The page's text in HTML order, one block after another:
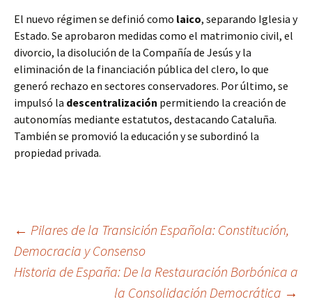
El nuevo régimen se definió como laico, separando Iglesia y
Estado. Se aprobaron medidas como el matrimonio civil, el
divorcio, la disolución de la Compañía de Jesús y la
eliminación de la financiación pública del clero, lo que
generó rechazo en sectores conservadores. Por último, se
impulsó la descentralización permitiendo la creación de
autonomías mediante estatutos, destacando Cataluña.
También se promovió la educación y se subordinó la
propiedad privada.
Navegación
de
← Pilares de la Transición Española: Constitución,
Democracia y Consenso
Historia de España: De la Restauración Borbónica a
la Consolidación Democrática →